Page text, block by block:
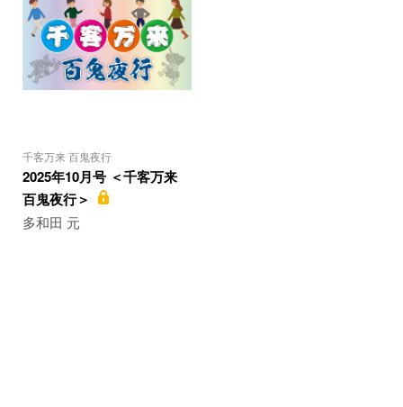
千客万来 百鬼夜行
2025年10月号 ＜千客万来
百鬼夜行＞
多和田 元